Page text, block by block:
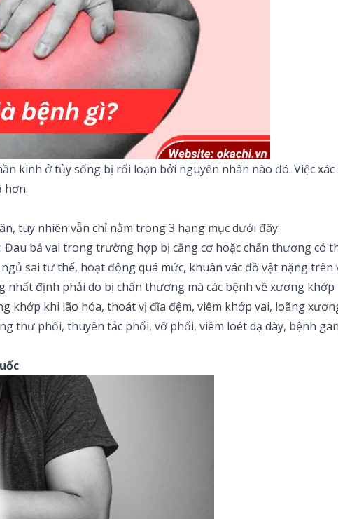
kinh ở tủy sống bị rối loạn bởi nguyên nhân nào đó. Việc
hơn.
tuy nhiên vẫn chỉ nằm trong 3 hạng mục dưới đây:
: Đau bả vai trong trường hợp bị căng cơ hoặc chấn thương có
sai tư thế, hoạt động quá mức, khuân vác đồ vật nặng trên
định phải do bị chấn thương mà các bệnh về xương khớp
khớp khi lão hóa, thoát vị đĩa đệm, viêm khớp vai, loãng
thư phổi, thuyên tắc phổi, vỡ phổi, viêm loét dạ dày, bệnh